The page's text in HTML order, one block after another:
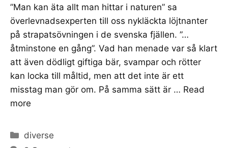
”Man kan äta allt man hittar i naturen” sa
överlevnadsexperten till oss nykläckta löjtnanter
på strapatsövningen i de svenska fjällen. ”…
åtminstone en gång”. Vad han menade var så klart
att även dödligt giftiga bär, svampar och rötter
kan locka till måltid, men att det inte är ett
misstag man gör om. På samma sätt är … Read
more
Categories
diverse